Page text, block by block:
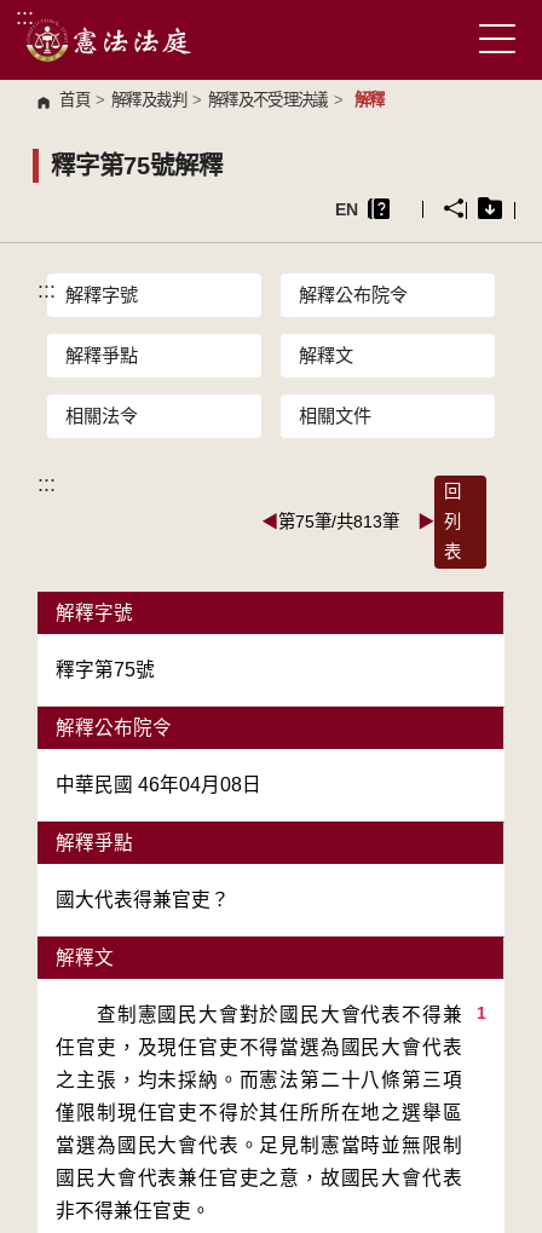
跳到主要內容區塊
:::
首頁 > 解釋及裁判 > 解釋及不受理決議 > 解釋
釋字第75號解釋
EN
::: 解釋字號 解釋公布院令
解釋爭點 解釋文
相關法令 相關文件
:::
◀第75筆/共813筆 ▶
回
列
表
解釋字號
釋字第75號
解釋公布院令
中華民國 46年04月08日
解釋爭點
國大代表得兼官吏？
解釋文
1
查制憲國民大會對於國民大會代表不得兼
任官吏，及現任官吏不得當選為國民大會代表
之主張，均未採納。而憲法第二十八條第三項
僅限制現任官吏不得於其任所所在地之選舉區
當選為國民大會代表。足見制憲當時並無限制
國民大會代表兼任官吏之意，故國民大會代表